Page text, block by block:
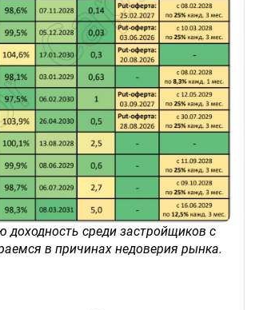
среди застройщиков с
в причинах недоверия рынка.